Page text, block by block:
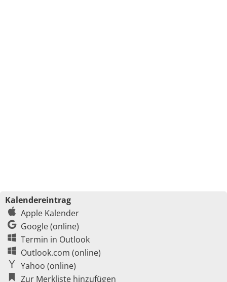
Kalendereintrag
Apple Kalender
Google (online)
Termin in Outlook
Outlook.com (online)
Yahoo (online)
Zur Merkliste hinzufügen